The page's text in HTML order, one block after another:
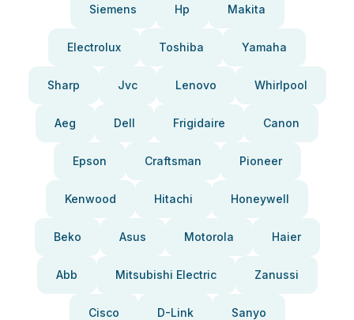
Siemens Hp Makita
Electrolux Toshiba Yamaha
Sharp Jvc Lenovo Whirlpool
Aeg Dell Frigidaire Canon
Epson Craftsman Pioneer
Kenwood Hitachi Honeywell
Beko Asus Motorola Haier
Abb Mitsubishi Electric Zanussi
Cisco D-Link Sanyo